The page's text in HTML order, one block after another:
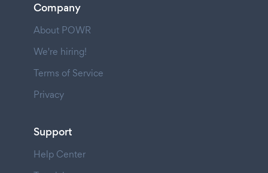
Company
About POWR
We're hiring!
Terms of Service
Privacy
Support
Help Center